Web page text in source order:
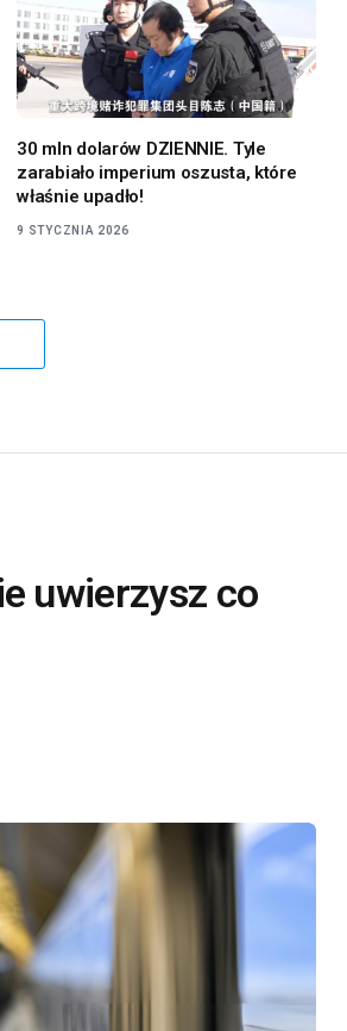
30 mln dolarów DZIENNIE. Tyle
zarabiało imperium oszusta, które
właśnie upadło!
9 STYCZNIA 2026
uwierzysz co